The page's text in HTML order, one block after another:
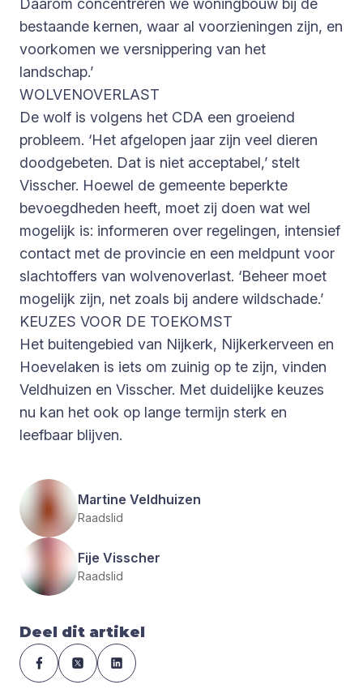
Daarom concentreren we woningbouw bij de
bestaande kernen, waar al voorzieningen zijn, en
voorkomen we versnippering van het
landschap.’
WOLVENOVERLAST
De wolf is volgens het CDA een groeiend
probleem. ‘Het afgelopen jaar zijn veel dieren
doodgebeten. Dat is niet acceptabel,’ stelt
Visscher. Hoewel de gemeente beperkte
bevoegdheden heeft, moet zij doen wat wel
mogelijk is: informeren over regelingen, intensief
contact met de provincie en een meldpunt voor
slachtoffers van wolvenoverlast. ‘Beheer moet
mogelijk zijn, net zoals bij andere wildschade.’
KEUZES VOOR DE TOEKOMST
Het buitengebied van Nijkerk, Nijkerkerveen en
Hoevelaken is iets om zuinig op te zijn, vinden
Veldhuizen en Visscher. Met duidelijke keuzes
nu kan het ook op lange termijn sterk en
leefbaar blijven.
Martine Veldhuizen
Raadslid
Fije Visscher
Raadslid
Deel dit artikel